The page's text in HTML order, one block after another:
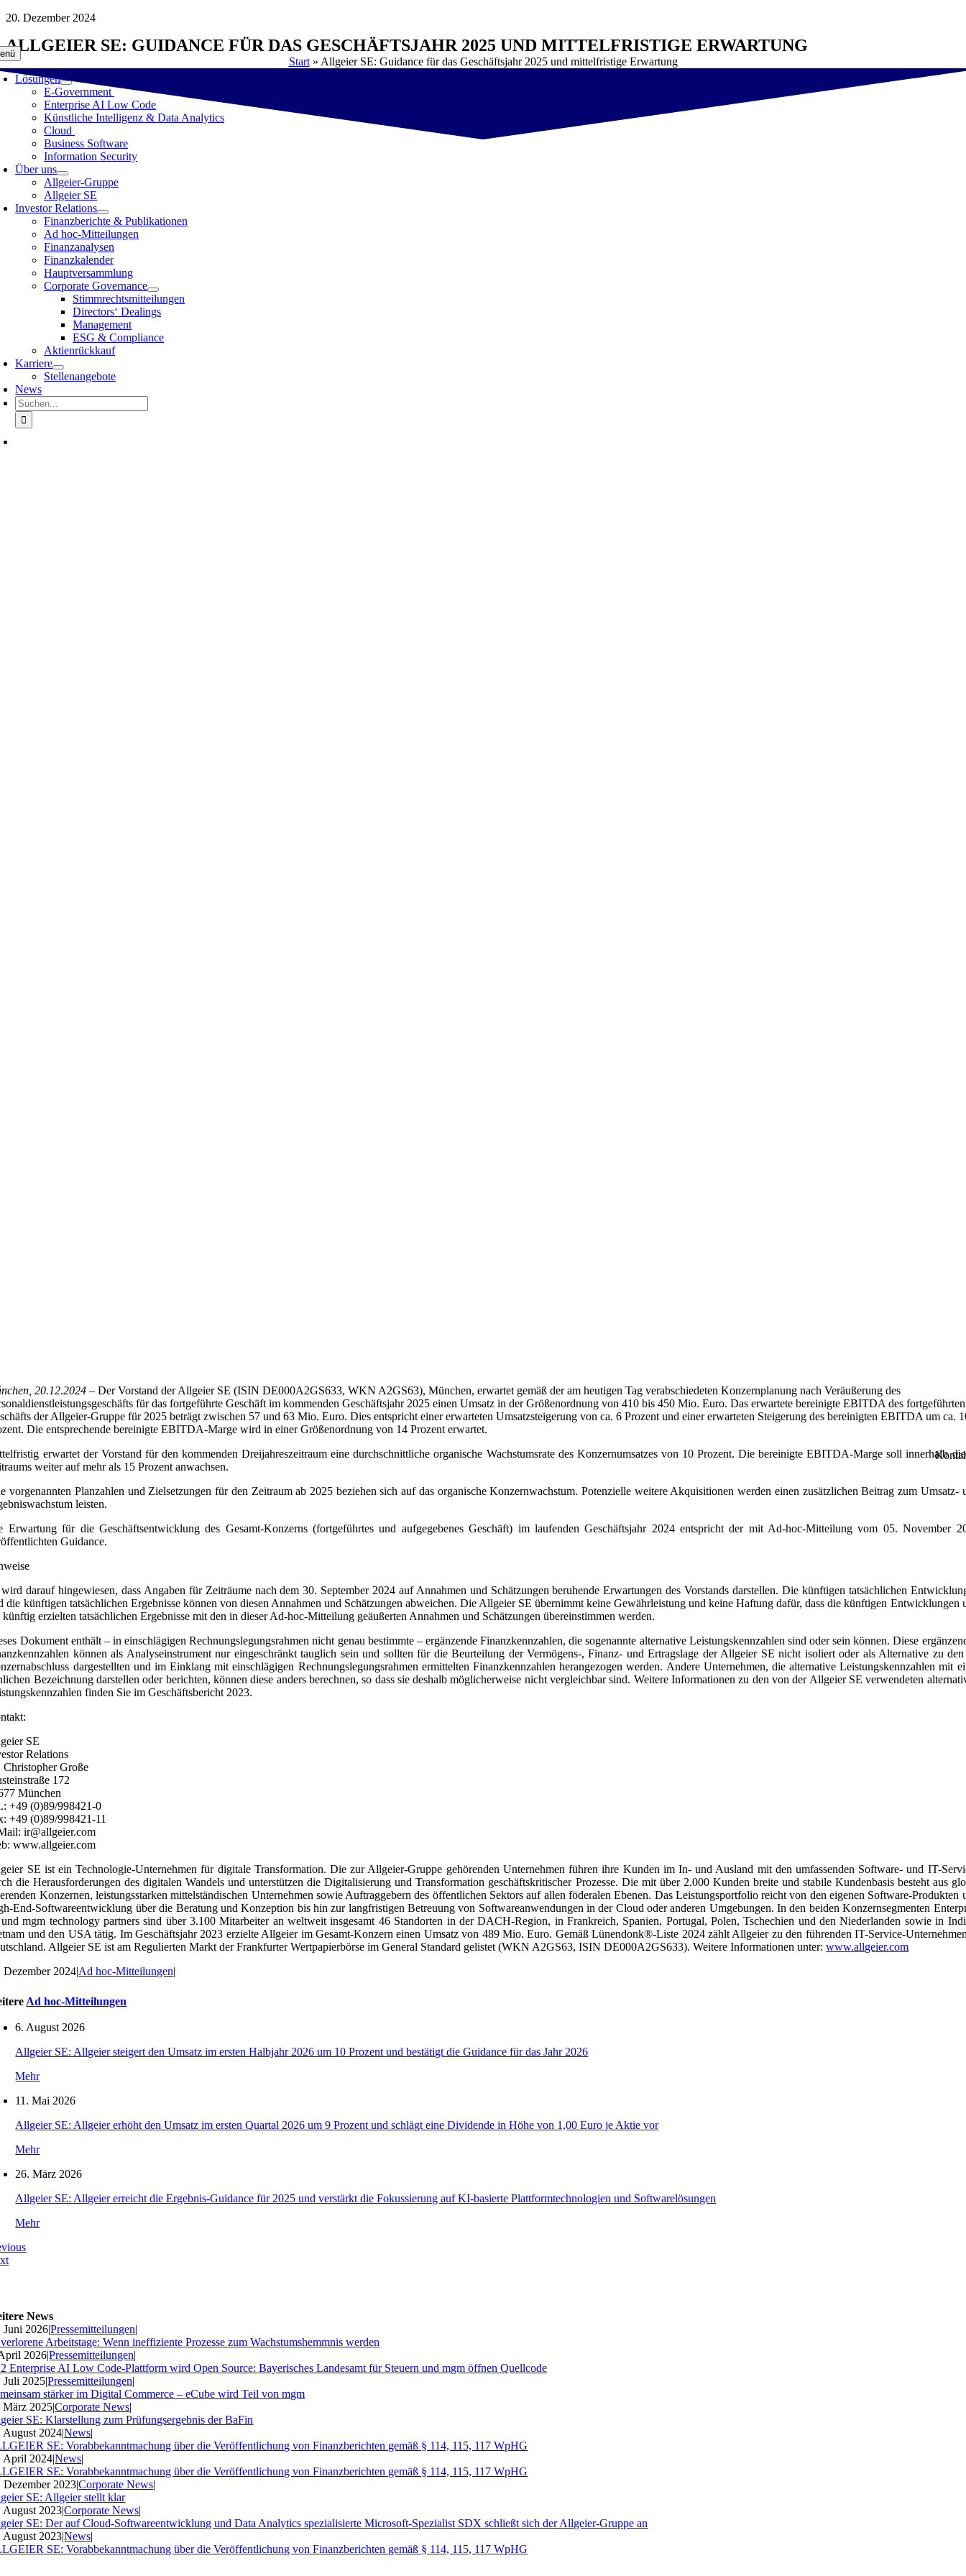
Zum
springen
Lösungen
E-Government
Enterprise AI Low Code
Künstliche Intelligenz & Data Analytics
Cloud
Business Software
Information Security
Über uns
Allgeier-Gruppe
Allgeier SE
Investor Relations
Finanzberichte & Publikationen
Ad hoc-Mitteilungen
Finanzanalysen
Finanzkalender
Hauptversammlung
Corporate Governance
Stimmrechtsmitteilungen
Directors‘ Dealings
Management
ESG & Compliance
Aktienrückkauf
Karriere
Stellenangebote
News
Suche
nach:
20. Dezember 2024
ALLGEIER SE: GUIDANCE FÜR DAS GESCHÄFTSJAHR 2025 UND MITTELFRISTIGE ERWARTUNG
Start» Allgeier SE: Guidance für das Geschäftsjahr 2025 und mittelfristige Erwartung
20.12.2024 – Der Vorstand der Allgeier SE (ISIN DE000A2GS633, WKN A2GS63), München, erwartet gemäß der am heutigen Tag verabschiedeten Konzernplanung nach Veräußerung des
für das fortgeführte Geschäft im kommenden Geschäftsjahr 2025 einen Umsatz in der Größenordnung von 410 bis 450 Mio. Euro. Das erwartete bereinigte EBITDA des fortgeführten
der Allgeier-Gruppe für 2025 beträgt zwischen 57 und 63 Mio. Euro. Dies entspricht einer erwarteten Umsatzsteigerung von ca. 6 Prozent und einer erwarteten Steigerung des bereinigten EBITDA um ca.
Die entsprechende bereinigte EBITDA-Marge wird in einer Größenordnung von 14 Prozent erwartet.
erwartet der Vorstand für den kommenden Dreijahreszeitraum eine durchschnittliche organische Wachstumsrate des Konzernumsatzes von 10 Prozent. Die bereinigte EBITDA-Marge soll innerhalb
weiter auf mehr als 15 Prozent anwachsen.
vorgenannten Planzahlen und Zielsetzungen für den Zeitraum ab 2025 beziehen sich auf das organische Konzernwachstum. Potenzielle weitere Akquisitionen werden einen zusätzlichen Beitrag zum Umsatz-
leisten.
Erwartung für die Geschäftsentwicklung des Gesamt-Konzerns (fortgeführtes und aufgegebenes Geschäft) im laufenden Geschäftsjahr 2024 entspricht der mit Ad-hoc-Mitteilung vom 05. November
Guidance.
darauf hingewiesen, dass Angaben für Zeiträume nach dem 30. September 2024 auf Annahmen und Schätzungen beruhende Erwartungen des Vorstands darstellen. Die künftigen tatsächlichen
die künftigen tatsächlichen Ergebnisse können von diesen Annahmen und Schätzungen abweichen. Die Allgeier SE übernimmt keine Gewährleistung und keine Haftung dafür, dass die künftigen Entwicklungen
künftig erzielten tatsächlichen Ergebnisse mit den in dieser Ad-hoc-Mitteilung geäußerten Annahmen und Schätzungen übereinstimmen werden.
Dokument enthält – in einschlägigen Rechnungslegungsrahmen nicht genau bestimmte – ergänzende Finanzkennzahlen, die sogenannte alternative Leistungskennzahlen sind oder sein können. Diese
können als Analyseinstrument nur eingeschränkt tauglich sein und sollten für die Beurteilung der Vermögens-, Finanz- und Ertragslage der Allgeier SE nicht isoliert oder als Alternative zu
dargestellten und im Einklang mit einschlägigen Rechnungslegungsrahmen ermittelten Finanzkennzahlen herangezogen werden. Andere Unternehmen, die alternative Leistungskennzahlen mit
Bezeichnung darstellen oder berichten, können diese anders berechnen, so dass sie deshalb möglicherweise nicht vergleichbar sind. Weitere Informationen zu den von der Allgeier SE verwendeten
finden Sie im Geschäftsbericht 2023.
SE
Relations
Christopher Große
172
München
+49 (0)89/998421-0
+49 (0)89/998421-11
ir@allgeier.com
www.allgeier.com
SE ist ein Technologie-Unternehmen für digitale Transformation. Die zur Allgeier-Gruppe gehörenden Unternehmen führen ihre Kunden im In- und Ausland mit den umfassenden Software- und IT-
die Herausforderungen des digitalen Wandels und unterstützen die Digitalisierung und Transformation geschäftskritischer Prozesse. Die mit über 2.000 Kunden breite und stabile Kundenbasis besteht aus
Konzernen, leistungsstarken mittelständischen Unternehmen sowie Auftraggebern des öffentlichen Sektors auf allen föderalen Ebenen. Das Leistungsportfolio reicht von den eigenen Software-Produkten
End-Softwareentwicklung über die Beratung und Konzeption bis hin zur langfristigen Betreuung von Softwareanwendungen in der Cloud oder anderen Umgebungen. In den beiden Konzernsegmenten
mgm technology partners sind über 3.100 Mitarbeiter an weltweit insgesamt 46 Standorten in der DACH-Region, in Frankreich, Spanien, Portugal, Polen, Tschechien und den Niederlanden sowie in
und den USA tätig. Im Geschäftsjahr 2023 erzielte Allgeier im Gesamt-Konzern einen Umsatz von 489 Mio. Euro. Gemäß Lünendonk®-Liste 2024 zählt Allgeier zu den führenden IT-Service-
Allgeier SE ist am Regulierten Markt der Frankfurter Wertpapierbörse im General Standard gelistet (WKN A2GS63, ISIN DE000A2GS633). Weitere Informationen unter:www.allgeier.com
Dezember 2024|Ad hoc-Mitteilungen|
Ad hoc-Mitteilungen
6. August 2026
Allgeier SE: Allgeier steigert den Umsatz im ersten Halbjahr 2026 um 10 Prozent und bestätigt die Guidance für das Jahr 2026
Mehr
11. Mai 2026
Allgeier SE: Allgeier erhöht den Umsatz im ersten Quartal 2026 um 9 Prozent und schlägt eine Dividende in Höhe von 1,00 Euro je Aktie vor
Mehr
26. März 2026
Allgeier SE: Allgeier erreicht die Ergebnis-Guidance für 2025 und verstärkt die Fokussierung auf KI‑basierte Plattformtechnologien und Softwarelösungen
Mehr
News
Juni 2026|Pressemitteilungen|
Arbeitstage: Wenn ineffiziente Prozesse zum Wachstumshemmnis werden
2026|Pressemitteilungen|
Enterprise AI Low Code-Plattform wird Open Source: Bayerisches Landesamt für Steuern und mgm öffnen Quellcode
Juli 2025|Pressemitteilungen|
stärker im Digital Commerce – eCube wird Teil von mgm
März 2025|Corporate News|
SE: Klarstellung zum Prüfungsergebnis der BaFin
August 2024|News|
SE: Vorabbekanntmachung über die Veröffentlichung von Finanzberichten gemäß § 114, 115, 117 WpHG
April 2024|News|
SE: Vorabbekanntmachung über die Veröffentlichung von Finanzberichten gemäß § 114, 115, 117 WpHG
Dezember 2023|Corporate News|
SE: Allgeier stellt klar
August 2023|Corporate News|
SE: Der auf Cloud-Softwareentwicklung und Data Analytics spezialisierte Microsoft-Spezialist SDX schließt sich der Allgeier-Gruppe an
August 2023|News|
SE: Vorabbekanntmachung über die Veröffentlichung von Finanzberichten gemäß § 114, 115, 117 WpHG